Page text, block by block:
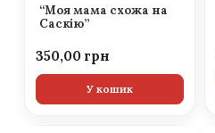
“Моя мама схожа на
Саскію”
350,00
У кошик